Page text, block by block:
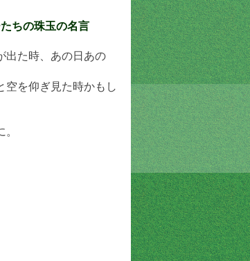
ちの珠玉の名言
出た時、あの日あの
空を仰ぎ見た時かもし